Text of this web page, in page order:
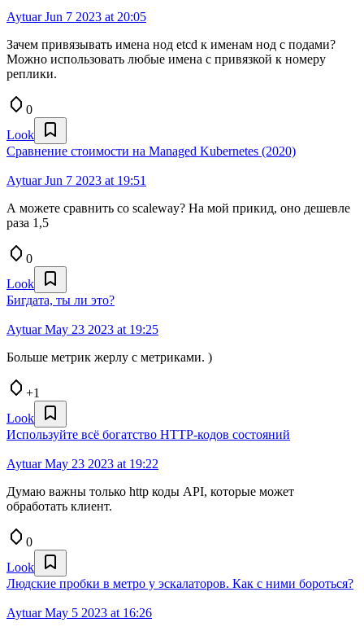
AytuarJun 7 2023 at 20:05
Зачем привязывать имена нод etcd к именам нод с подами?
Можно использовать любые имена с привязкой к номеру
реплики.
0
Look
Сравнение стоимости на Managed Kubernetes (2020)
AytuarJun 7 2023 at 19:51
А можете сравнить со scaleway? На мой прикид, оно дешевле
раза 1,5
0
Look
Бигдата, ты ли это?
AytuarMay 23 2023 at 19:25
Больше метрик жерлу с метриками. )
+1
Look
Используйте всё богатство HTTP-кодов состояний
AytuarMay 23 2023 at 19:22
Думаю важны только http коды API, которые может
обработать клиент.
0
Look
Людские пробки в метро у эскалаторов. Как с ними бороться?
AytuarMay 5 2023 at 16:26